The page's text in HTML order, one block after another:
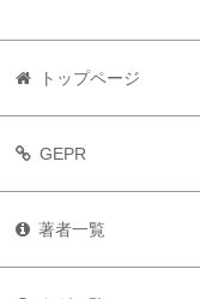
トップページ
GEPR
著者一覧